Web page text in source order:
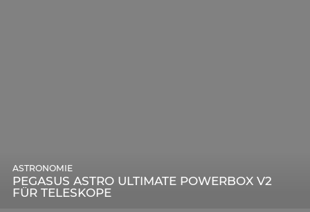
PEGASUS ASTRO ULTIMATE POWERBOX V2
FÜR TELESKOPE
ASTRONOMIE